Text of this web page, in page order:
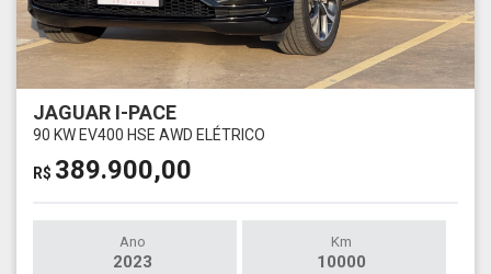
JAGUAR I-PACE
90 KW EV400 HSE AWD ELÉTRICO
R$ 389.900,00
Ano
2023
Km
10000